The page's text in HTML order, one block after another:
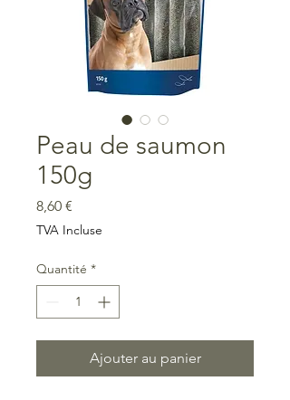
Peau de saumon
150g
8,60 €
TVA Incluse
Quantité *
Ajouter au panier